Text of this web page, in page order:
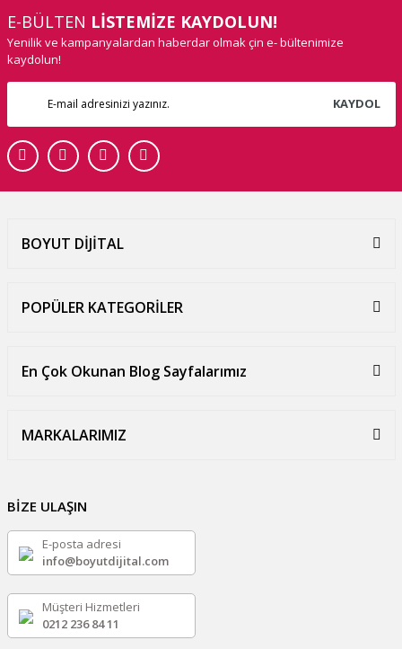
E-BÜLTEN LİSTEMİZE KAYDOLUN!
Yenilik ve kampanyalardan haberdar olmak çin e- bültenimize
kaydolun!
KAYDOL
BOYUT DİJİTAL
POPÜLER KATEGORİLER
En Çok Okunan Blog Sayfalarımız
MARKALARIMIZ
BİZE ULAŞIN
E-posta adresi
info@boyutdijital.com
Müşteri Hizmetleri
0212 236 84 11